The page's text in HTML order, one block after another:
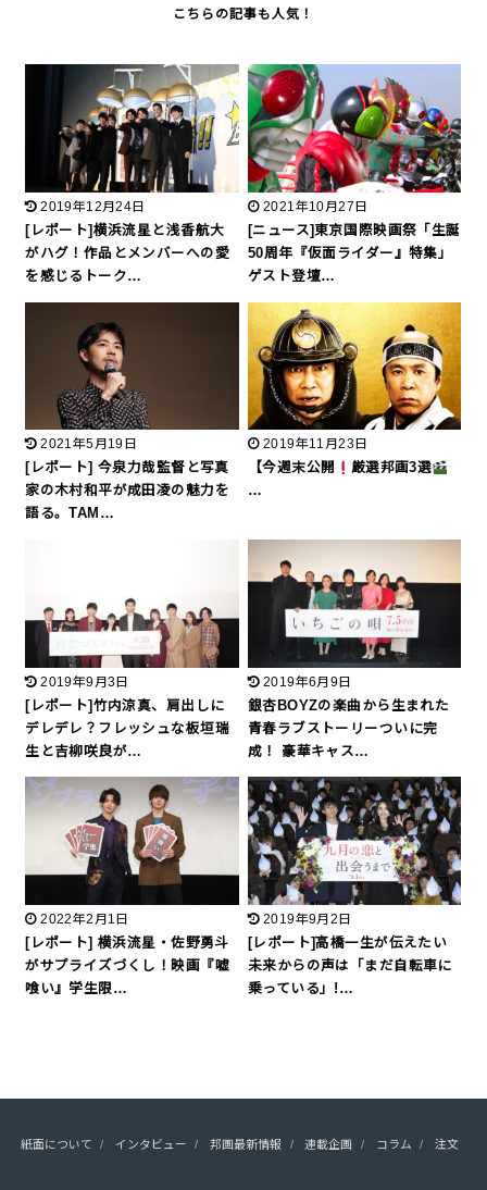
2019年12月24日
[レポート]横浜流星と浅香航大
がハグ！作品とメンバーへの愛
を感じるトーク…
2021年10月27日
[ニュース]東京国際映画祭「生誕
50周年『仮面ライダー』特集」
ゲスト登壇…
2021年5月19日
[レポート] 今泉力哉監督と写真
家の木村和平が成田凌の魅力を
語る。TAM…
2019年11月23日
【今週末公開
厳選邦画3選
…
2019年9月3日
[レポート]竹内涼真、肩出しに
デレデレ？フレッシュな板垣瑞
生と吉柳咲良が…
2019年6月9日
銀杏BOYZの楽曲から生まれた
青春ラブストーリーついに完
成！ 豪華キャス…
2022年2月1日
[レポート] 横浜流星・佐野勇斗
がサプライズづくし！映画『嘘
喰い』学生限…
2019年9月2日
[レポート]高橋一生が伝えたい
未来からの声は「まだ自転車に
乗っている」!…
紙面について インタビュー 邦画最新情報 連載企画 コラム 注文